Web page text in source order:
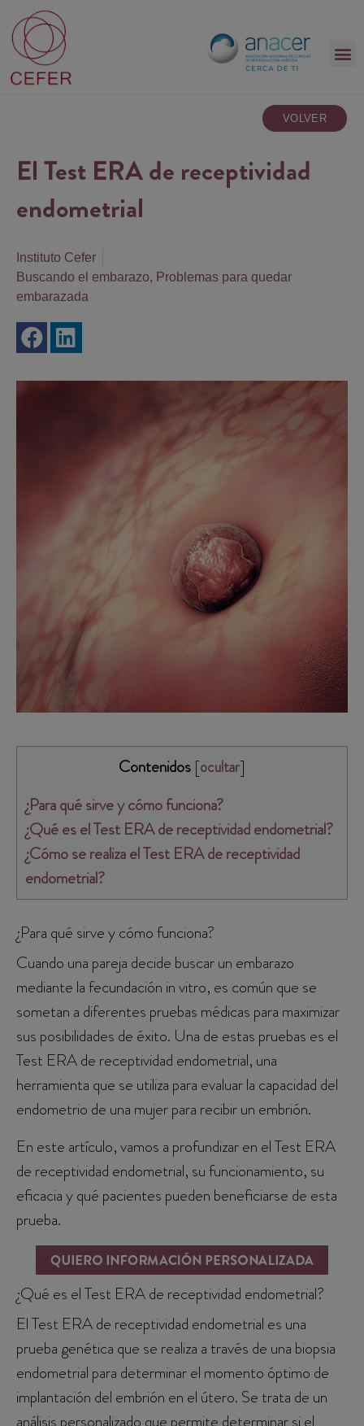
VOLVER
El Test ERA de receptividad
endometrial
Instituto Cefer
Buscando el embarazo, Problemas para quedar
embarazada
Contenidos [ocultar]
¿Para qué sirve y cómo funciona?
¿Qué es el Test ERA de receptividad endometrial?
¿Cómo se realiza el Test ERA de receptividad
endometrial?
¿Para qué sirve y cómo funciona?
Cuando una pareja decide buscar un embarazo
mediante la fecundación in vitro, es común que se
sometan a diferentes pruebas médicas para maximizar
sus posibilidades de éxito. Una de estas pruebas es el
Test ERA de receptividad endometrial, una
herramienta que se utiliza para evaluar la capacidad del
endometrio de una mujer para recibir un embrión.
En este artículo, vamos a profundizar en el Test ERA
de receptividad endometrial, su funcionamiento, su
eficacia y qué pacientes pueden beneficiarse de esta
prueba.
¿Qué es el Test ERA de receptividad endometrial?
El Test ERA de receptividad endometrial es una
prueba genética que se realiza a través de una biopsia
endometrial para determinar el momento óptimo de
implantación del embrión en el útero. Se trata de un